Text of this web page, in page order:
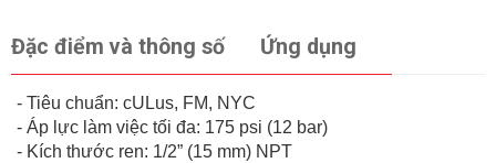
Đặc điểm và thông số Ứng dụng
- Tiêu chuẩn: cULus, FM, NYC
- Áp lực làm việc tối đa: 175 psi (12 bar)
- Kích thước ren: 1/2” (15 mm) NPT